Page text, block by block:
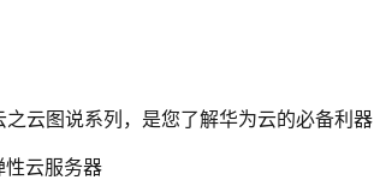
之云图说系列，是您了解华为云的必备利器
性云服务器